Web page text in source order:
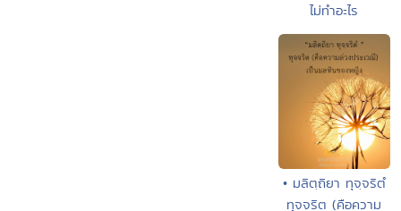
ไม่ทำอะไร
• มลิตฺถิยา ทุจฺจริตํ
ทุจจริต (คือความ